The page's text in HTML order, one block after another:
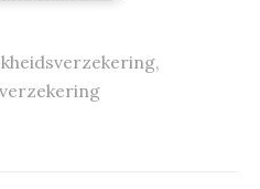
,